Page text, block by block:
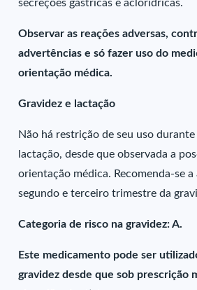
secreções gástricas e aclorídricas.
Observar as reações adversas,
advertências e só fazer uso do
orientação médica.
Gravidez e lactação
Não há restrição de seu uso durante
lactação, desde que observada a
orientação médica. Recomenda-se
segundo e terceiro trimestre da
Categoria de risco na gravidez: A.
Este medicamento pode ser
gravidez desde que sob prescrição